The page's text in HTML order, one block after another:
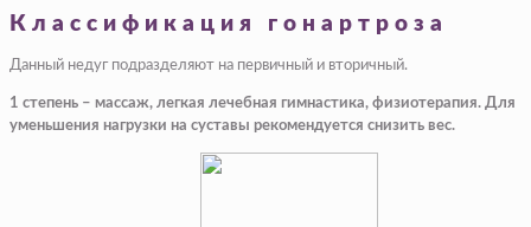
Классификация гонартроза
Данный недуг подразделяют на первичный и вторичный.
1 степень – массаж, легкая лечебная гимнастика, физиотерапия. Для
уменьшения нагрузки на суставы рекомендуется снизить вес.